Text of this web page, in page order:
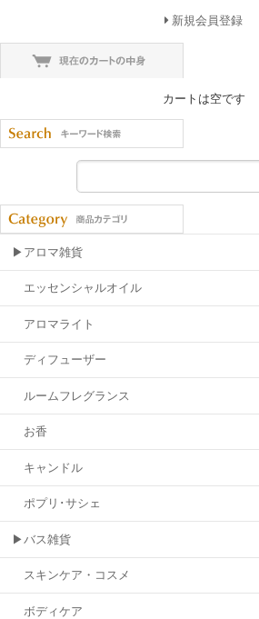
新規会員登録
カートは空です
▶アロマ雑貨
エッセンシャルオイル
アロマライト
ディフューザー
ルームフレグランス
お香
キャンドル
ポプリ･サシェ
▶バス雑貨
スキンケア・コスメ
ボディケア